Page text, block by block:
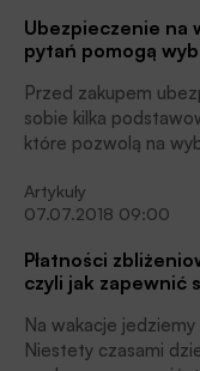
Ubezpieczenie na
pytań pomogą
Przed zakupem
sobie kilka
które pozwolą na
Artykuły
07.07.2018 09:00
Płatności
czyli jak zapewnić
Na wakacje
Niestety czasami